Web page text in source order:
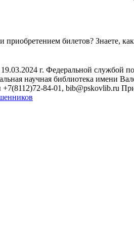
билетов? Знаете,
г. Федеральной службой
научная библиотека имени
84-01, bib@pskovlib.ru